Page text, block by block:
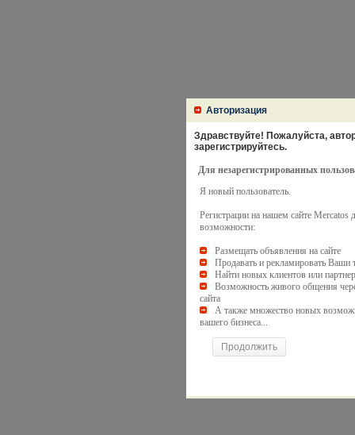
Авторизация
Здравствуйте! Пожалуйста,
зарегистрируйтесь.
Для незарегистрированных
Я новый пользователь.
Регистрации на нашем сайте
возможности:
Размещать объявления на сайте
Продавать и рекламировать Ваши
Найти новых клиентов или
Возможность живого общения
сайта
А также множество новых
вашего бизнеса...